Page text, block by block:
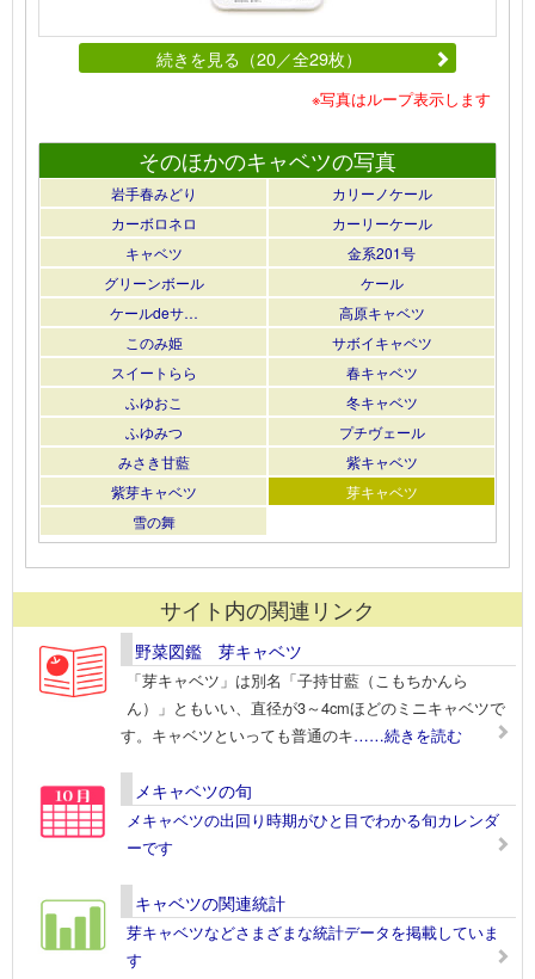
続きを見る（20／全29枚）
※写真はループ表示します
そのほかのキャベツの写真
岩手春みどり
カリーノケール
カーボロネロ
カーリーケール
キャベツ
金系201号
グリーンボール
ケール
ケールdeサ…
高原キャベツ
このみ姫
サボイキャベツ
スイートらら
春キャベツ
ふゆおこ
冬キャベツ
ふゆみつ
プチヴェール
みさき甘藍
紫キャベツ
紫芽キャベツ
芽キャベツ
雪の舞
サイト内の関連リンク
野菜図鑑 芽キャベツ
「芽キャベツ」は別名「子持甘藍（こもちかんら
ん）」ともいい、直径が3～4cmほどのミニキャベツで
す。キャベツといっても普通のキ……続きを読む
メキャベツの旬
メキャベツの出回り時期がひと目でわかる旬カレンダ
ーです
キャベツの関連統計
芽キャベツなどさまざまな統計データを掲載していま
す